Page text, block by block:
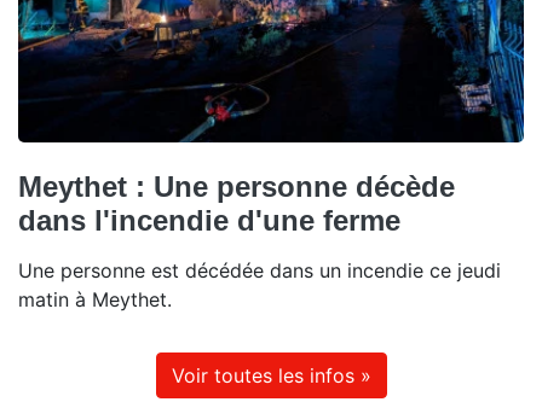
Meythet : Une personne décède
dans l'incendie d'une ferme
Une personne est décédée dans un incendie ce jeudi
matin à Meythet.
Voir toutes les infos »